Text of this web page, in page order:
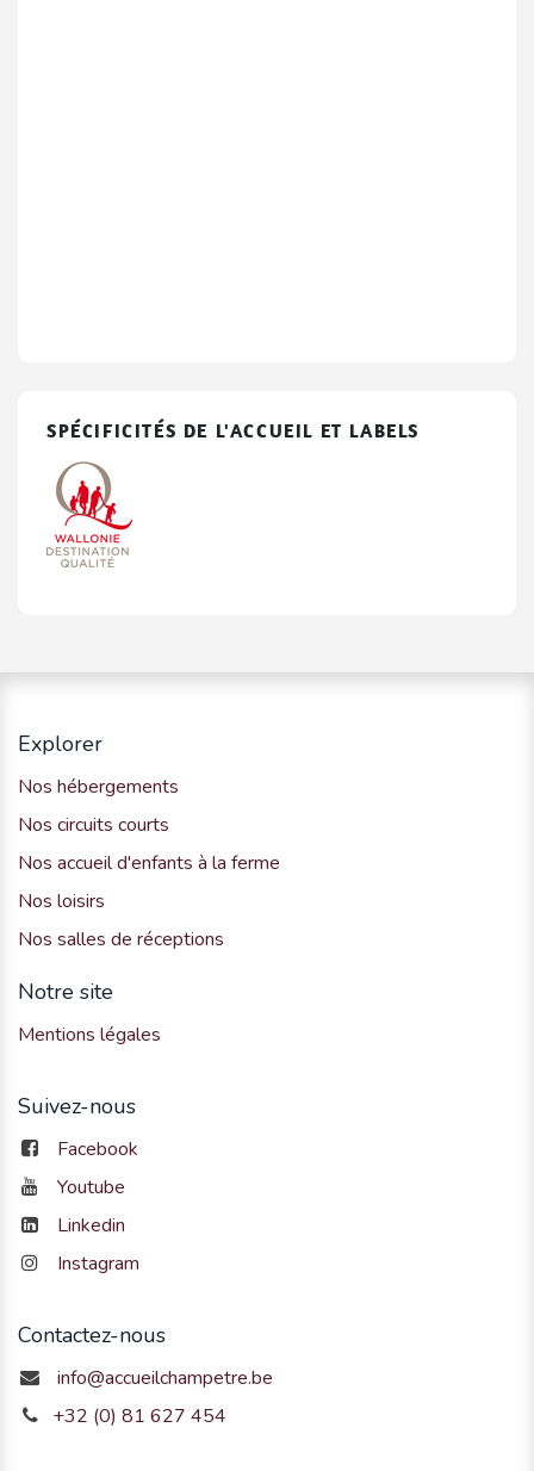
SPÉCIFICITÉS DE L'ACCUEIL ET LABELS
Explorer
Nos hébergements
Nos circuits courts
Nos accueil d'enfants à la ferme
Nos loisirs
Nos salles de réceptions
Notre site
Mentions légales
Suivez-nous
Facebook
Youtube
Linkedin
Instagram
Contactez-nous
info@accueilchampetre.be
+32 (0) 81 627 454